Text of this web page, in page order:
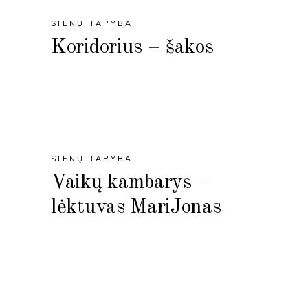
SIENŲ TAPYBA
Koridorius – šakos
SIENŲ TAPYBA
Vaikų kambarys –
lėktuvas MariJonas